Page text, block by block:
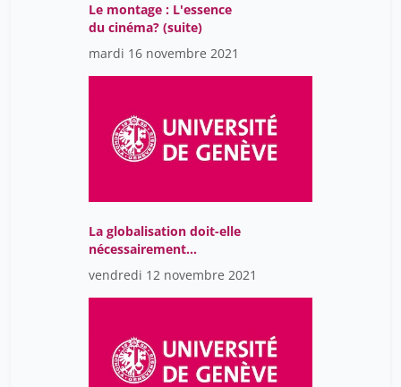
Le montage : L'essence
du cinéma? (suite)
mardi 16 novembre 2021
La globalisation doit-elle
nécessairement
déboucher sur un
gouvernement mondial?
Aperçu des possibilités,
inconvénients d'un tel
gouvernement -
Conclusion
vendredi 12 novembre 2021